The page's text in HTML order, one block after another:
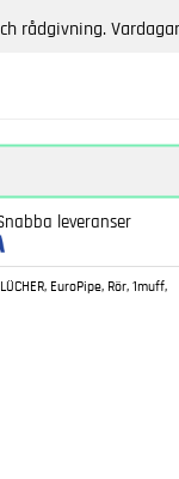
rådgivning.
leveranser
EuroPipe, Rör, 1muff,